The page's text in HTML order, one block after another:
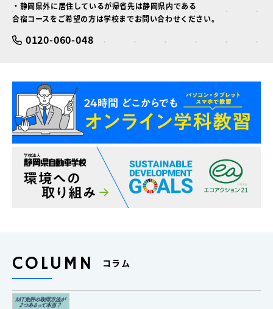
・静岡県外に居住しているが帰省先は静岡県内である
合宿コースをご希望の方は学校までお問い合わせください。
0120-060-048
COLUMN コラム